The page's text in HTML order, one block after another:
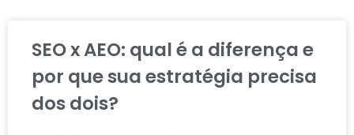
SEO x AEO: qual é a diferença e
por que sua estratégia precisa
dos dois?